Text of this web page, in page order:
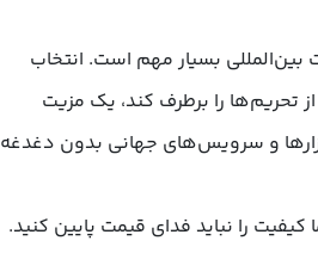
بین‌المللی بسیار مهم است. انتخاب
را برطرف کند، یک مزیت
و سرویس‌های جهانی بدون دغدغه
را نباید فدای قیمت پایین کنید.